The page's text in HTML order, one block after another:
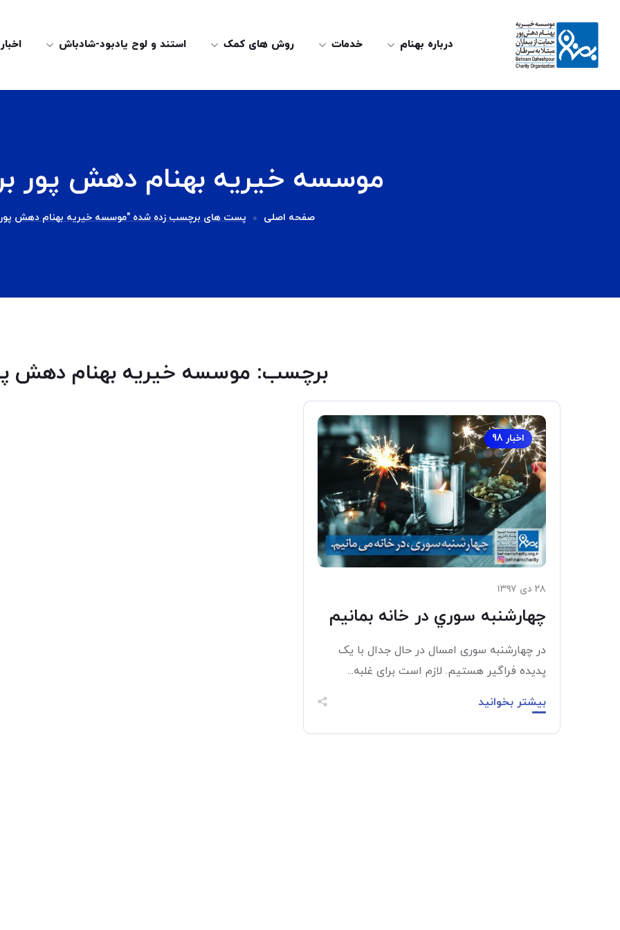
درباره بهنام خدمات روش های کمک استند و لوح یادبود-شادباش اخبار
موسسه خيريه بهنام دهش پور
صفحه اصلی پست های برچسب زده شده "موسسه خيريه بهنام دهش
برچسب: موسسه خيريه بهنام دهش
اخبار 98
۲۸ دی ۱۳۹۷
چهارشنبه سوري در خانه بمانيم
در چهارشنبه سوری امسال در حال جدال با یک
پدیده فراگیر هستیم. لازم است برای غلبه...
بیشتر بخوانید